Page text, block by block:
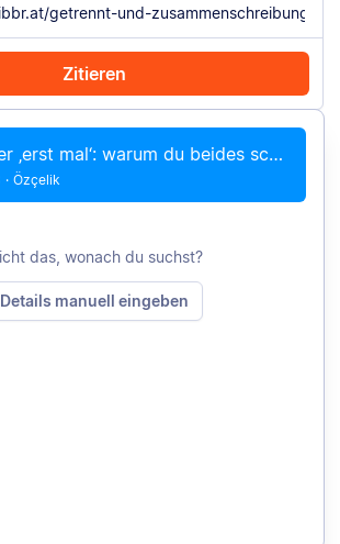
Zitieren
Mit Chrome zitieren Manuell zitieren
‚Erstmal‘ oder ‚erst mal‘: warum du beides schreiben kannst
· Özçelik
das, wonach du suchst?
Details manuell eingeben